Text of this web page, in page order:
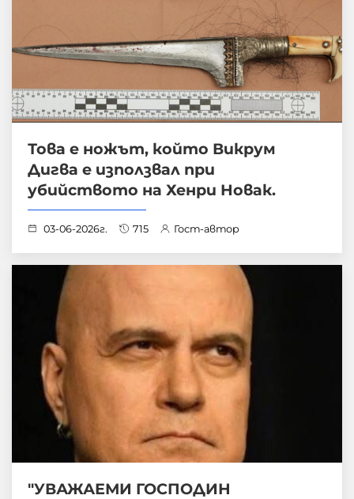
Това е ножът, който Викрум
Дигва е използвал при
убийството на Хенри Новак.
03-06-2026г. 715 Гост-автор
"УВАЖАЕМИ ГОСПОДИН